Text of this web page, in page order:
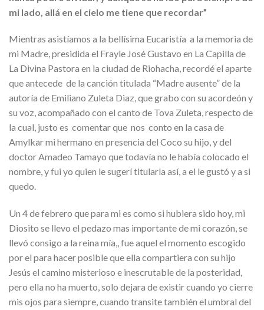
mi lado, allá en el cielo me tiene que recordar”
Mientras asistíamos a la bellísima Eucaristía a la memoria de
mi Madre, presidida el Frayle José Gustavo en La Capilla de
La Divina Pastora en la ciudad de Riohacha, recordé el aparte
que antecede de la canción titulada “Madre ausente” de la
autoría de Emiliano Zuleta Diaz, que grabo con su acordeón y
su voz, acompañado con el canto de Tova Zuleta, respecto de
la cual, justo es comentar que nos conto en la casa de
Amylkar mi hermano en presencia del Coco su hijo, y del
doctor Amadeo Tamayo que todavía no le había colocado el
nombre, y fui yo quien le sugerí titularla así, a el le gustó y a si
quedo.
Un 4 de febrero que para mi es como si hubiera sido hoy, mi
Diosito se llevo el pedazo mas importante de mi corazón, se
llevó consigo a la reina mía,, fue aquel el momento escogido
por el para hacer posible que ella compartiera con su hijo
Jesús el camino misterioso e inescrutable de la posteridad,
pero ella no ha muerto, solo dejara de existir cuando yo cierre
mis ojos para siempre, cuando transite también el umbral del